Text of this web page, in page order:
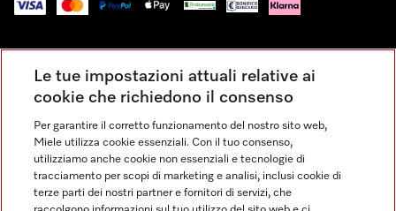
Condizioni Generali di Vendita
Privacy
Condizioni di Utilizzo
Dichiarazione di Accessibilità
Modulo di recesso
Legge sui servizi digitali
Le tue impostazioni attuali relative ai
cookie che richiedono il consenso
Per garantire il corretto funzionamento del nostro sito web,
Miele utilizza cookie essenziali. Con il tuo consenso,
utilizziamo anche cookie non essenziali e tecnologie di
tracciamento per scopi di marketing e analisi, inclusi cookie di
terze parti dei nostri partner e fornitori di servizi, che